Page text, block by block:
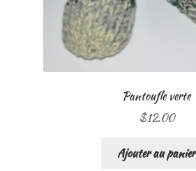
Pantoufle verte
$12.00
Ajouter au panier